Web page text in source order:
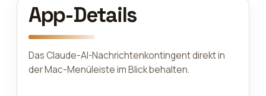
App-Details
Das Claude-AI-Nachrichtenkontingent direkt in
der Mac-Menüleiste im Blick behalten.